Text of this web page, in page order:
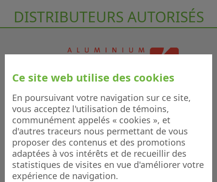
DISTRIBUTEURS AUTORISÉS
Ce site web utilise des cookies
En poursuivant votre navigation sur ce site,
vous acceptez l'utilisation de témoins,
communément appelés « cookies », et
d'autres traceurs nous permettant de vous
proposer des contenus et des promotions
adaptées à vos intérêts et de recueillir des
statistiques de visites en vue d'améliorer votre
expérience de navigation.